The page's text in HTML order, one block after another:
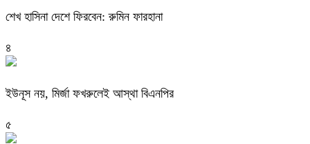
শেখ হাসিনা দেশে ফিরবেন: রুমিন ফারহানা
৪
ইউনূস নয়, মির্জা ফখরুলেই আস্থা বিএনপির
৫